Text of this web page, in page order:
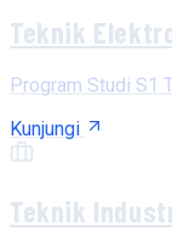
Teknik
Program Studi S1
Kunjungi
Teknik